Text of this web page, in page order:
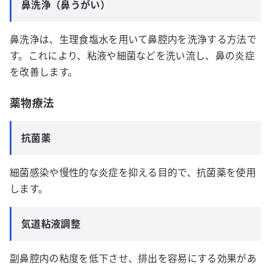
鼻洗浄（鼻うがい）
鼻洗浄は、生理食塩水を用いて鼻腔内を洗浄する方法で
す。これにより、粘液や細菌などを洗い流し、鼻の炎症
を改善します。
薬物療法
抗菌薬
細菌感染や慢性的な炎症を抑える目的で、抗菌薬を使用
します。
気道粘液調整
副鼻腔内の粘度を低下させ、排出を容易にする効果があ